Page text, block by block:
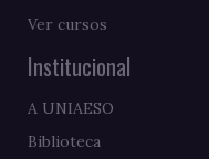
Ver cursos
Institucional
A UNIAESO
Biblioteca